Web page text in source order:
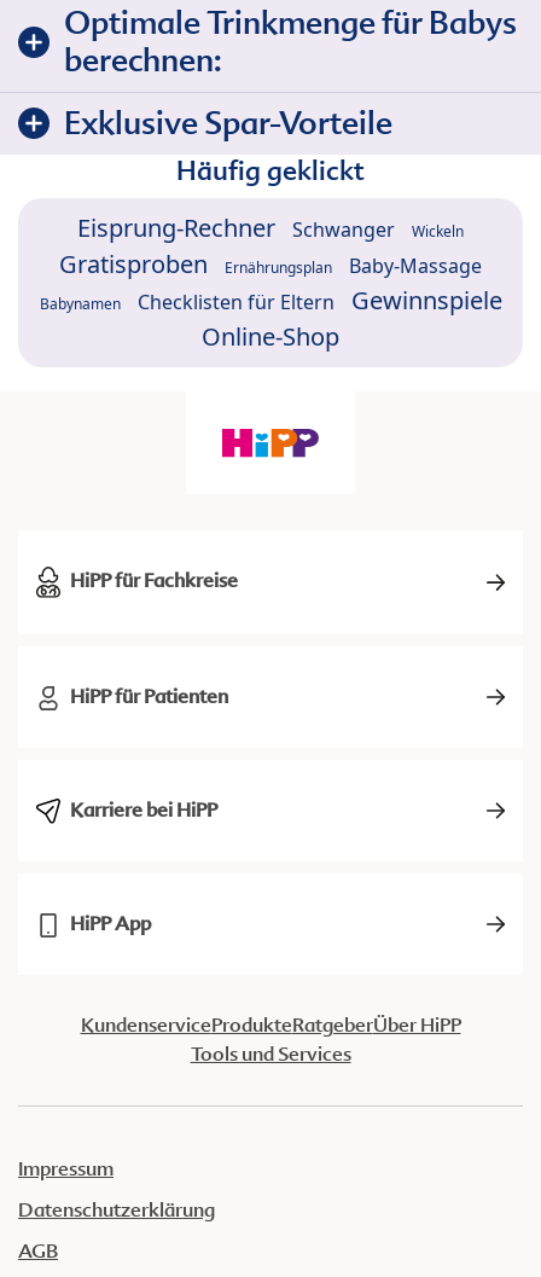
Optimale Trinkmenge für Babys
berechnen:
Exklusive Spar-Vorteile
Häufig geklickt
Eisprung-Rechner Schwanger Wickeln
Gratisproben Ernährungsplan Baby-Massage
Babynamen Checklisten für Eltern
Gewinnspiele
Online-Shop
HiPP für Fachkreise
HiPP für Patienten
Karriere bei HiPP
HiPP App
KundenserviceProdukteRatgeberÜber HiPP
Tools und Services
Impressum
Datenschutzerklärung
AGB